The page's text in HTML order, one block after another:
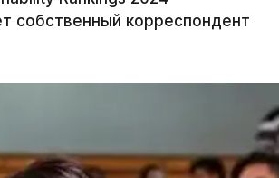
собственный корреспондент